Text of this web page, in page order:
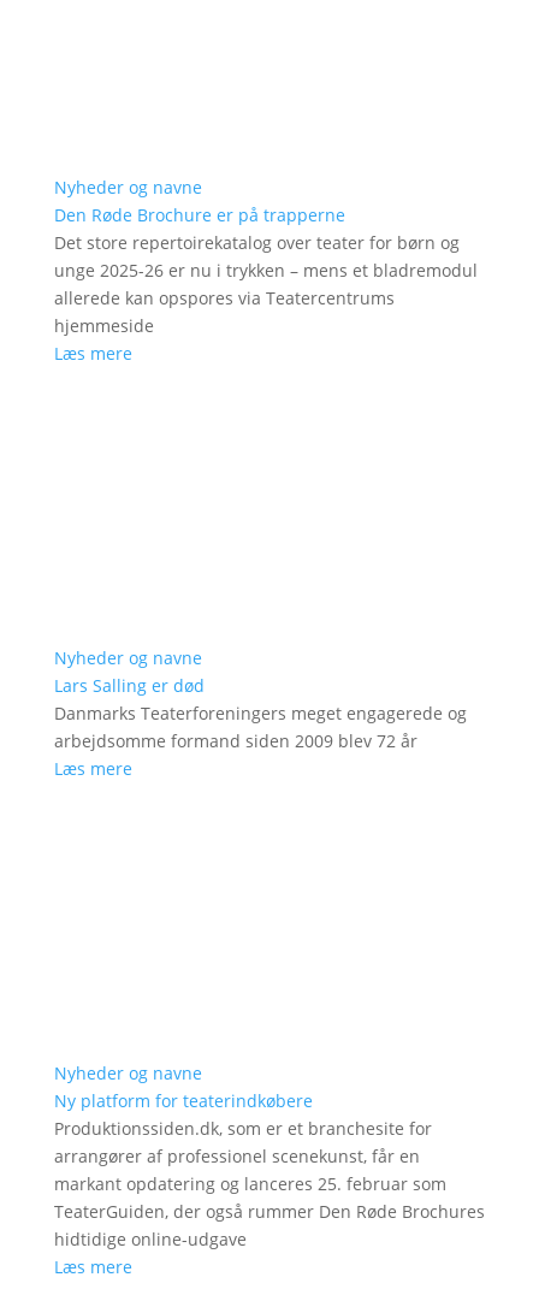
Nyheder og navne
Den Røde Brochure er på trapperne
Det store repertoirekatalog over teater for børn og
unge 2025-26 er nu i trykken – mens et bladremodul
allerede kan opspores via Teatercentrums
hjemmeside
Læs mere
Nyheder og navne
Lars Salling er død
Danmarks Teaterforeningers meget engagerede og
arbejdsomme formand siden 2009 blev 72 år
Læs mere
Nyheder og navne
Ny platform for teaterindkøbere
Produktionssiden.dk, som er et branchesite for
arrangører af professionel scenekunst, får en
markant opdatering og lanceres 25. februar som
TeaterGuiden, der også rummer Den Røde Brochures
hidtidige online-udgave
Læs mere